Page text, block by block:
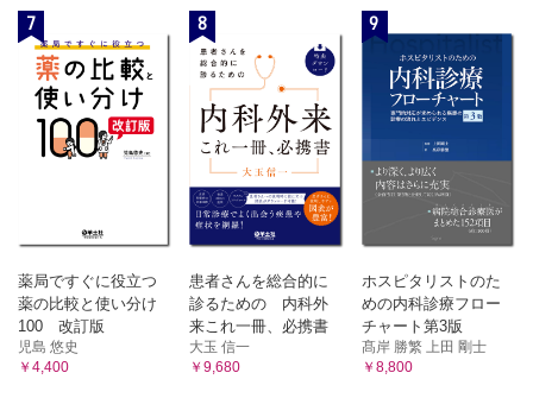
7
薬局ですぐに役立つ
薬の比較と使い分け
100 改訂版
児島 悠史
￥4,400
8
患者さんを総合的に
診るための 内科外
来これ一冊、必携書
大玉 信一
￥9,680
9
ホスピタリストのた
めの内科診療フロー
チャート第3版
髙岸 勝繁 上田 剛士
￥8,800